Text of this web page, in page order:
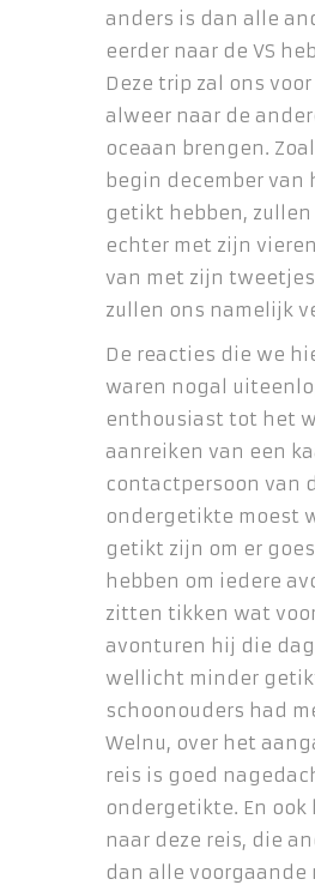
anders is dan alle
eerder naar de VS
Deze trip zal ons
alweer naar de
oceaan brengen.
begin december van
getikt hebben, zullen
echter met zijn
van met zijn
zullen ons namelijk
De reacties die we
waren nogal
enthousiast tot het
aanreiken van een
contactpersoon van
ondergetikte moest
getikt zijn om er
hebben om iedere
zitten tikken wat
avonturen hij die
wellicht minder
schoonouders had
Welnu, over het
reis is goed
ondergetikte. En
naar deze reis, die
dan alle voorgaande